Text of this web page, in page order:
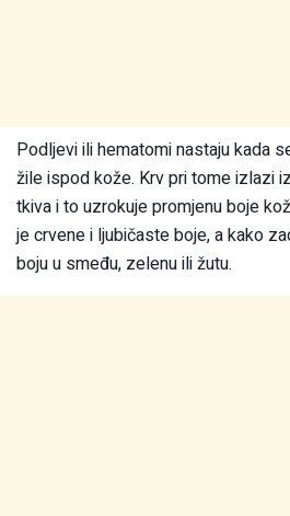
Podljevi ili hematomi nastaju kada
žile ispod kože. Krv pri tome izlazi
tkiva i to uzrokuje promjenu boje
je crvene i ljubičaste boje, a kako
boju u smeđu, zelenu ili žutu.